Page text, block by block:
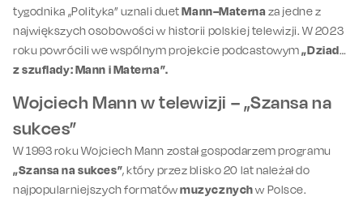
tygodnika „Polityka” uznali duetMann–Maternaza jedne z
największych osobowości w historii polskiej telewizji. W 2023
roku powrócili we wspólnym projekcie podcastowym„Dziady
z szuflady: Mann i Materna”.
Wojciech Mann w telewizji – „Szansa na
sukces”
W 1993 roku Wojciech Mann został gospodarzem programu
„Szansa na sukces”, który przez blisko 20 lat należał do
najpopularniejszych formatówmuzycznychw Polsce.